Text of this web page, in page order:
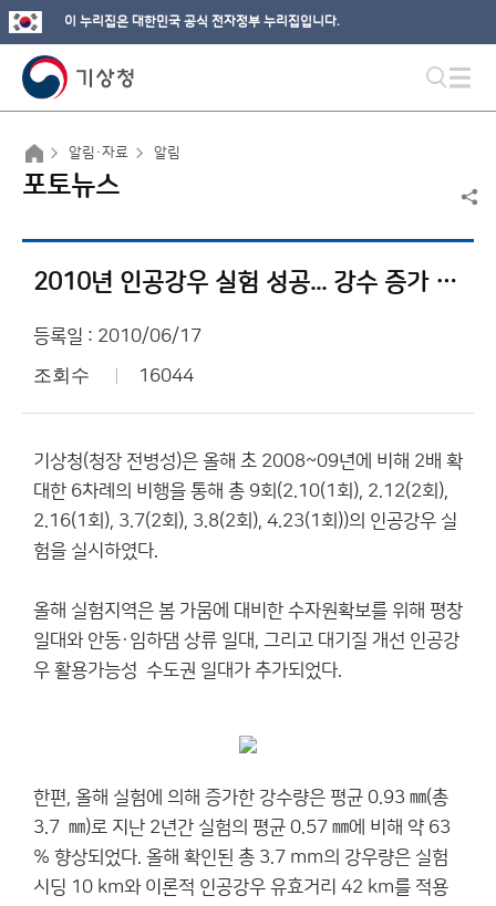
이 누리집은 대한민국 공식 전자정부 누리집입니다.
알림·자료 알림
포토뉴스
2010년 인공강우 실험 성공... 강수 증가 확인
등록일 : 2010/06/17
조회수 16044
기상청(청장 전병성)은 올해 초 2008~09년에 비해 2배 확
대한 6차례의 비행을 통해 총 9회(2.10(1회), 2.12(2회),
2.16(1회), 3.7(2회), 3.8(2회), 4.23(1회))의 인공강우 실
험을 실시하였다.
올해 실험지역은 봄 가뭄에 대비한 수자원확보를 위해 평창
일대와 안동·임하댐 상류 일대, 그리고 대기질 개선 인공강
우 활용가능성 수도권 일대가 추가되었다.
한편, 올해 실험에 의해 증가한 강수량은 평균 0.93 ㎜(총
3.7 ㎜)로 지난 2년간 실험의 평균 0.57 ㎜에 비해 약 63
% 향상되었다. 올해 확인된 총 3.7 mm의 강우량은 실험
시딩 10 km와 이론적 인공강우 유효거리 42 km를 적용